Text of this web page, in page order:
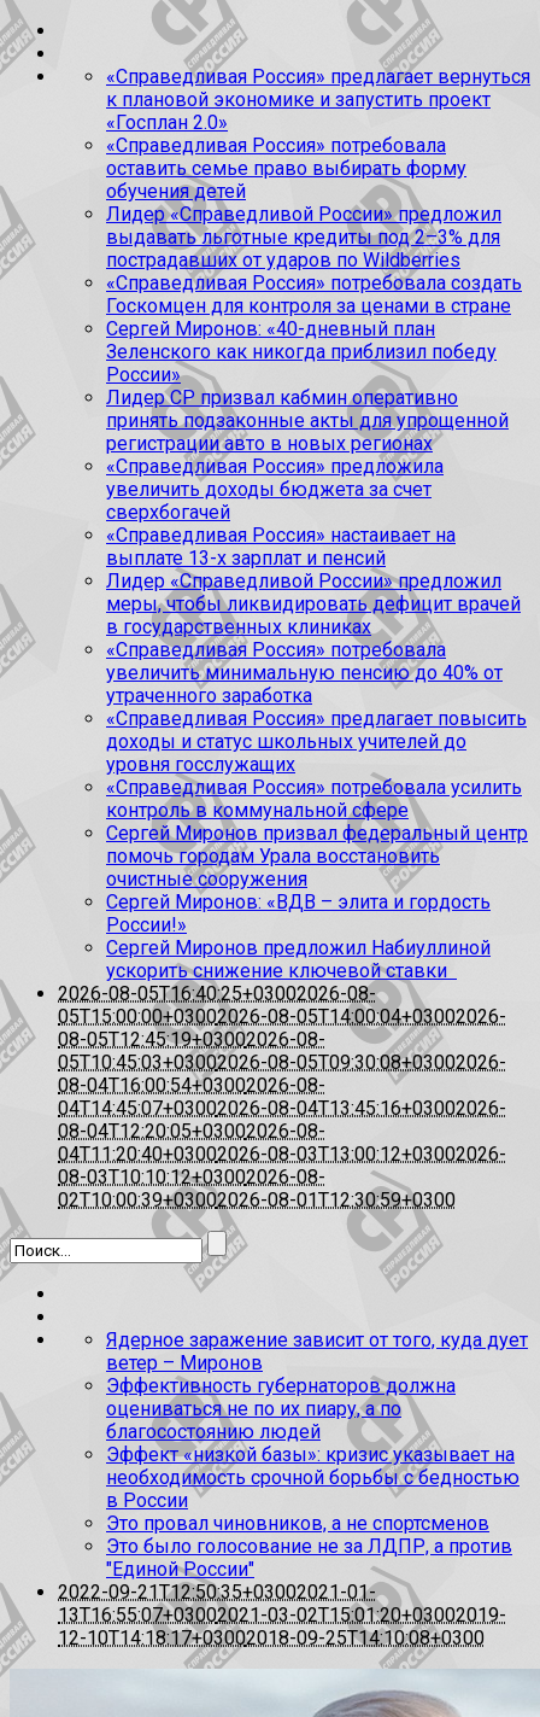
«Справедливая Россия» предлагает вернуться
к плановой экономике и запустить проект
«Госплан 2.0»
«Справедливая Россия» потребовала
оставить семье право выбирать форму
обучения детей
Лидер «Справедливой России» предложил
выдавать льготные кредиты под 2–3% для
пострадавших от ударов по Wildberries
«Справедливая Россия» потребовала создать
Госкомцен для контроля за ценами в стране
Сергей Миронов: «40-дневный план
Зеленского как никогда приблизил победу
России»
Лидер СР призвал кабмин оперативно
принять подзаконные акты для упрощенной
регистрации авто в новых регионах
«Справедливая Россия» предложила
увеличить доходы бюджета за счет
сверхбогачей
«Справедливая Россия» настаивает на
выплате 13-х зарплат и пенсий
Лидер «Справедливой России» предложил
меры, чтобы ликвидировать дефицит врачей
в государственных клиниках
«Справедливая Россия» потребовала
увеличить минимальную пенсию до 40% от
утраченного заработка
«Справедливая Россия» предлагает повысить
доходы и статус школьных учителей до
уровня госслужащих
«Справедливая Россия» потребовала усилить
контроль в коммунальной сфере
Сергей Миронов призвал федеральный центр
помочь городам Урала восстановить
очистные сооружения
Сергей Миронов: «ВДВ – элита и гордость
России!»
Сергей Миронов предложил Набиуллиной
ускорить снижение ключевой ставки
2026-08-05T16:40:25+03002026-08-
05T15:00:00+03002026-08-05T14:00:04+03002026-
08-05T12:45:19+03002026-08-
05T10:45:03+03002026-08-05T09:30:08+03002026-
08-04T16:00:54+03002026-08-
04T14:45:07+03002026-08-04T13:45:16+03002026-
08-04T12:20:05+03002026-08-
04T11:20:40+03002026-08-03T13:00:12+03002026-
08-03T10:10:12+03002026-08-
02T10:00:39+03002026-08-01T12:30:59+0300
Ядерное заражение зависит от того, куда дует
ветер – Миронов
Эффективность губернаторов должна
оцениваться не по их пиару, а по
благосостоянию людей
Эффект «низкой базы»: кризис указывает на
необходимость срочной борьбы с бедностью
в России
Это провал чиновников, а не спортсменов
Это было голосование не за ЛДПР, а против
"Единой России"
2022-09-21T12:50:35+03002021-01-
13T16:55:07+03002021-03-02T15:01:20+03002019-
12-10T14:18:17+03002018-09-25T14:10:08+0300